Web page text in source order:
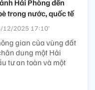
Hải Phòng đến
trong nước, quốc tế
12/2025 17:10’
gian của vùng đất
dung một Hải
tư an toàn và một